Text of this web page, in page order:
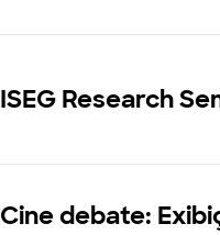
ISEG Research
Cine debate: